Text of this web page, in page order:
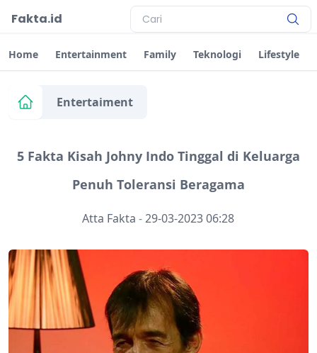
Fakta.id
Home Entertainment Family Teknologi Lifestyle
Entertaiment
5 Fakta Kisah Johny Indo Tinggal di Keluarga
Penuh Toleransi Beragama
Atta Fakta -29-03-2023 06:28